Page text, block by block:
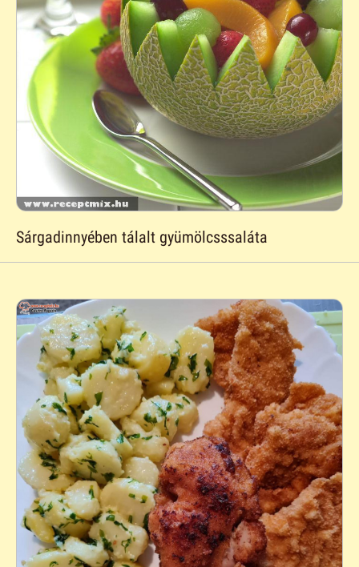
Sárgadinnyében tálalt gyümölcsssaláta